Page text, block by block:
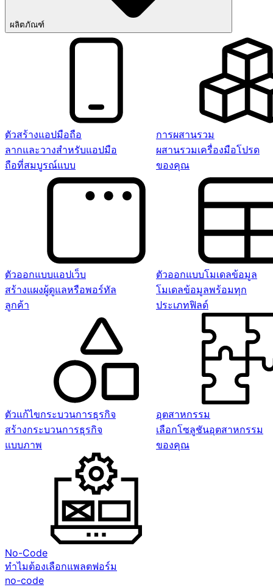
ผลิตภัณฑ์
ตัวสร้างแอปมือถือ
ลากและวางสำหรับแอปมือ
ถือที่สมบูรณ์แบบ
การผสานรวม
ผสานรวมเครื่องมือโปรด
ของคุณ
ตัวออกแบบแอปเว็บ
สร้างแผงผู้ดูแลหรือพอร์ทัล
ลูกค้า
ตัวออกแบบโมเดลข้อมูล
โมเดลข้อมูลพร้อมทุก
ประเภทฟิลด์
ตัวแก้ไขกระบวนการธุรกิจ
สร้างกระบวนการธุรกิจ
แบบภาพ
อุตสาหกรรม
เลือกโซลูชันอุตสาหกรรม
ของคุณ
No-Code
ทำไมต้องเลือกแพลตฟอร์ม
no-code